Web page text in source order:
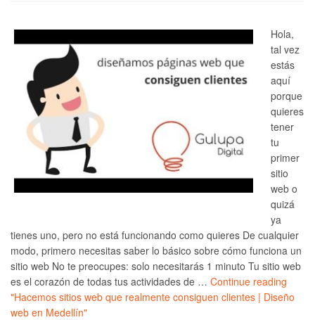
Hola,
tal vez
estás
aquí
porque
quieres
tener
tu
primer
sitio
web o
quizá
ya
tienes uno, pero no está funcionando como quieres De cualquier
modo, primero necesitas saber lo básico sobre cómo funciona un
sitio web No te preocupes: solo necesitarás 1 minuto Tu sitio web
es el corazón de todas tus actividades de … Continue reading
"Hacemos sitios web que realmente consiguen clientes | Diseño
web en Medellín"